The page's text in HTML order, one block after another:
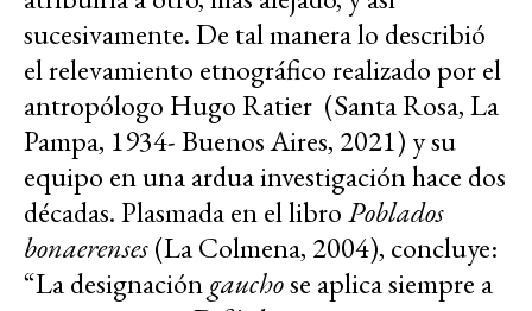
sucesivamente. De tal manera lo describió
el relevamiento etnográfico realizado por el
antropólogo Hugo Ratier (Santa Rosa, La
Pampa, 1934- Buenos Aires, 2021) y su
equipo en una ardua investigación hace dos
décadas. Plasmada en el libroPoblados
bonaerenses(La Colmena, 2004), concluye:
“La designacióngauchose aplica siempre a